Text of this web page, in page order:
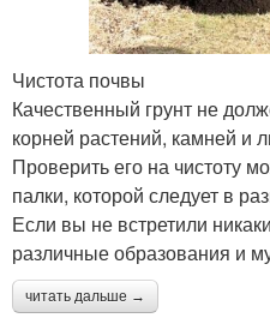
Чистота почвы
Качественный грунт не
корней растений, камней и
Проверить его на чистоту
палки, которой следует в
Если вы не встретили
различные образования и
читать дальше →